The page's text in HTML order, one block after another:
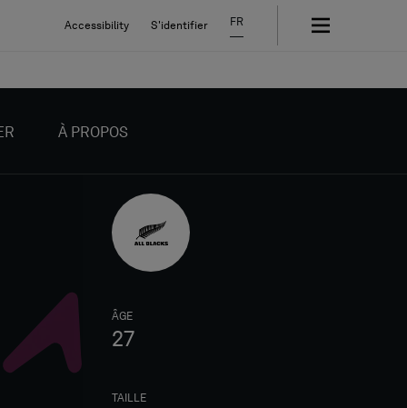
Accessibility S'identifier FR
À PROPOS
ÂGE
27
TAILLE